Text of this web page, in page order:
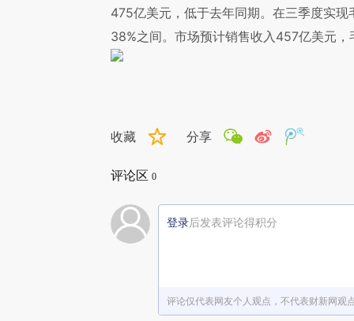
475亿美元，低于去年同期。在三季度实
38%之间。市场预计销售收入457亿美元
收藏 分享
评论区 0
登录后发表评论得积分
评论仅代表网友个人观点，不代表财新网观